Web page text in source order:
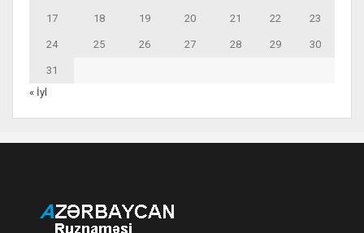
17 18 19 20 21 22 23
24 25 26 27 28 29 30
31
« İyl